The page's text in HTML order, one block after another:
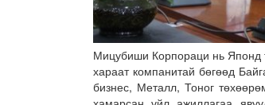
Мицубиши Корпораци нь Японд
хараат компанитай бөгөөд
бизнес, Металл, Тоног